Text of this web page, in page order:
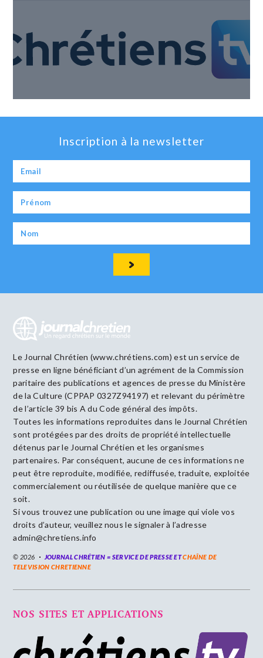
Inscription à la newsletter
Le Journal Chrétien (www.chrétiens.com) est un service de
presse en ligne bénéficiant d’un agrément de la Commission
paritaire des publications et agences de presse du Ministère
de la Culture (CPPAP 0327Z94197) et relevant du périmètre
de l’article 39 bis A du Code général des impôts.
Toutes les informations reproduites dans le Journal Chrétien
sont protégées par des droits de propriété intellectuelle
détenus par le Journal Chrétien et les organismes
partenaires. Par conséquent, aucune de ces informations ne
peut être reproduite, modifiée, rediffusée, traduite, exploitée
commercialement ou réutilisée de quelque manière que ce
soit.
Si vous trouvez une publication ou une image qui viole vos
droits d’auteur, veuillez nous le signaler à l’adresse
admin@chretiens.info
© 2026 JOURNAL CHRÉTIEN = SERVICE DE PRESSE ETCHAÎNE DE
TELEVISION CHRETIENNE
NOS SITES ET APPLICATIONS